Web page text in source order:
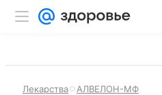
Лекарства АЛВЕЛОН-МФ